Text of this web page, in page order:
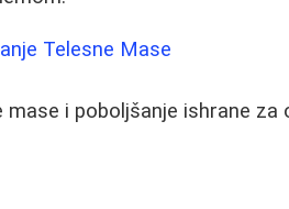
Telesne Mase
i poboljšanje ishrane za